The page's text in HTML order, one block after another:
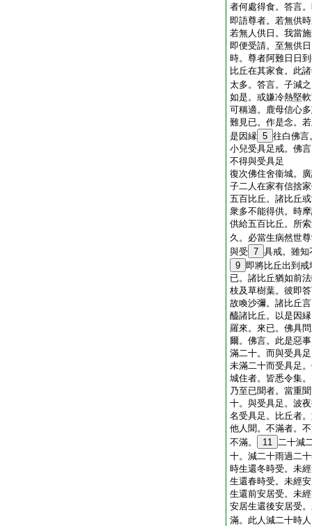
者何處得食。答言
即語尊者。若無供
若無人供日。我當
即便受請。至無供
時。尊者阿難日日
比丘在其家食。此
太多。答言。子減
如是。或嫌冷熱堅
可稱適。鹿母信心
難見已。作是念。
是因縁 5 往白佛言
小兒受具足戒。佛
不得與受具足
復次佛住舍衞城。
子二人在家有信捨
五百比丘。諸比丘
衆多不能得供。時
供給五百比丘。所
久。必當生病然世
與受 7 具戒。雖知
9 即將比丘出到戒
已。諸比丘猶如前
枝及草樹葉。彼即
故喚沙彌。諸比丘
醯諸比丘。以是因
羅來。來已。佛具
爾。佛言。此是惡
滿二十。而與受具
未滿二十而受具足
城住者。皆悉令集
乃至已聞者。當重
十。與受具足。波
名受具足。比丘者
他人聞。不滿者。
不滿。
11 二十減
十。減二十雨過二
時生還冬時受。未
生還春時受。未經
生還前安居受。未
安居生還後安居受
滿。此人減二十時